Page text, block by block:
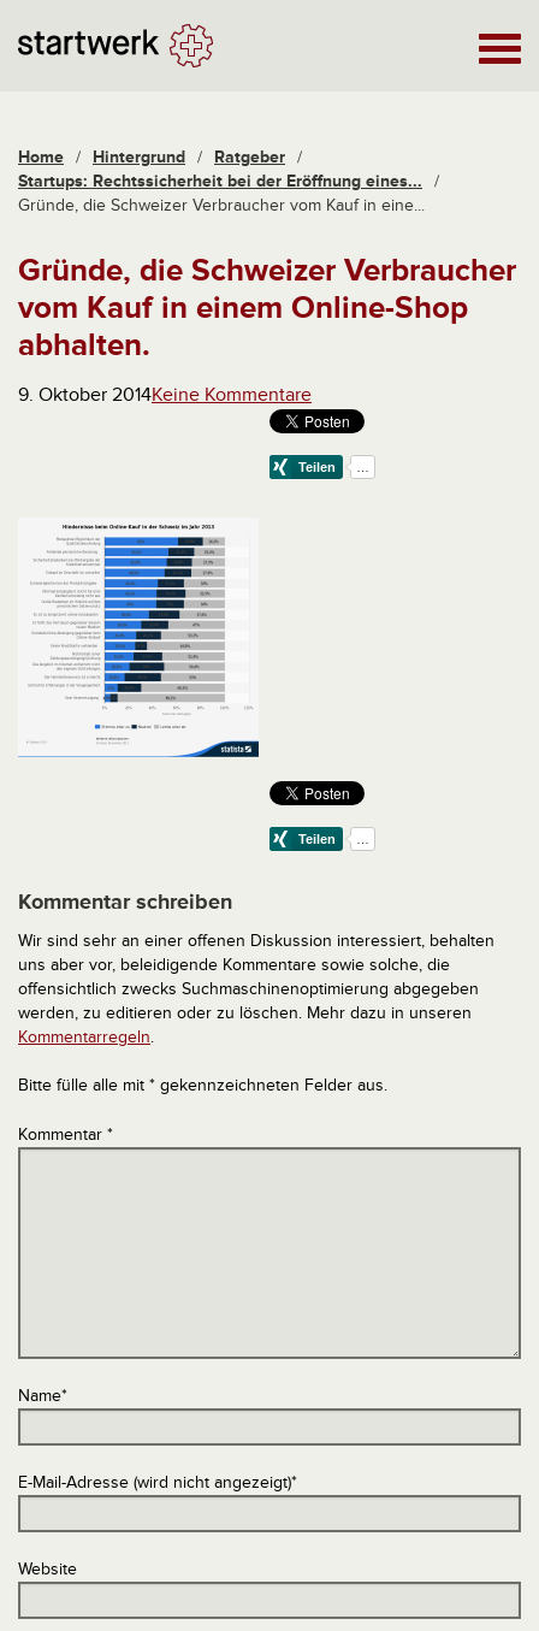
Home / Hintergrund / Ratgeber /
Startups: Rechtssicherheit bei der Eröffnung eines...
/
Gründe, die Schweizer Verbraucher vom Kauf in eine...
Gründe, die Schweizer Verbraucher
vom Kauf in einem Online-Shop
abhalten.
9. Oktober 2014Keine Kommentare
Kommentar schreiben
Wir sind sehr an einer offenen Diskussion interessiert, behalten
uns aber vor, beleidigende Kommentare sowie solche, die
offensichtlich zwecks Suchmaschinenoptimierung abgegeben
werden, zu editieren oder zu löschen. Mehr dazu in unseren
Kommentarregeln.
Bitte fülle alle mit * gekennzeichneten Felder aus.
Kommentar *
Name*
E-Mail-Adresse (wird nicht angezeigt)*
Website